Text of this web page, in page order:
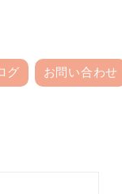
グ お問い合わせ